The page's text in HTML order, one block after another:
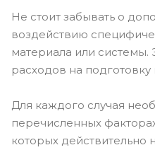
Не стоит забывать о
воздействию
материала или системы.
расходов на
Для каждого случая
перечисленных
которых действительно